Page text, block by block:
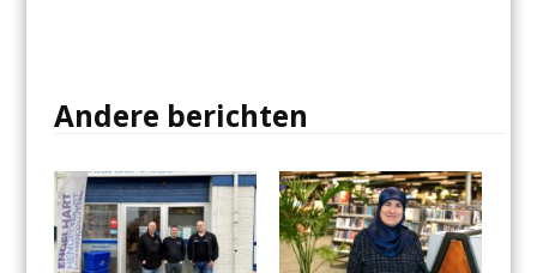
Andere berichten